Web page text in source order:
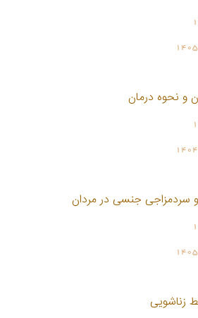
و نحوه درمان
سردمزاجی جنسی در مردان
زناشویی